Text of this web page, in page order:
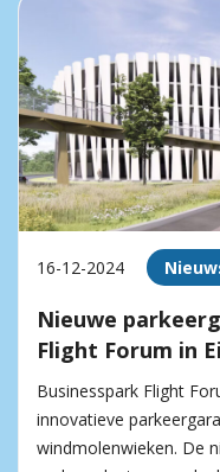
16-12-2024
Nieuwe
Flight Forum in
Businesspark Flight
innovatieve
windmolenwieken. De